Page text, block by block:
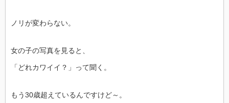
ノリが変わらない。
女の子の写真を見ると、
「どれカワイイ？」って聞く。
もう30歳超えているんですけど～。